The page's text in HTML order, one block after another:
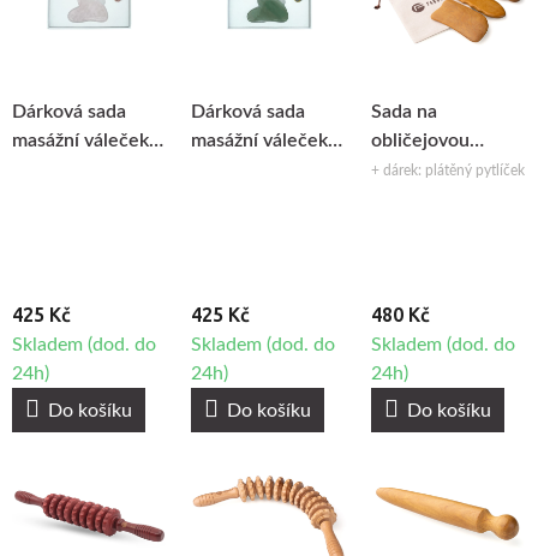
Dárková sada
masážní váleček
425 Kč
Skladem (dod. do
24h)
Do košíku
Dárková sada
masážní váleček
425 Kč
Skladem (dod. do
24h)
Do košíku
Sada na
obličejovou
maderoterapii
+ dárek: plátěný pytlíček
480 Kč
Skladem (dod. do
24h)
Do košíku